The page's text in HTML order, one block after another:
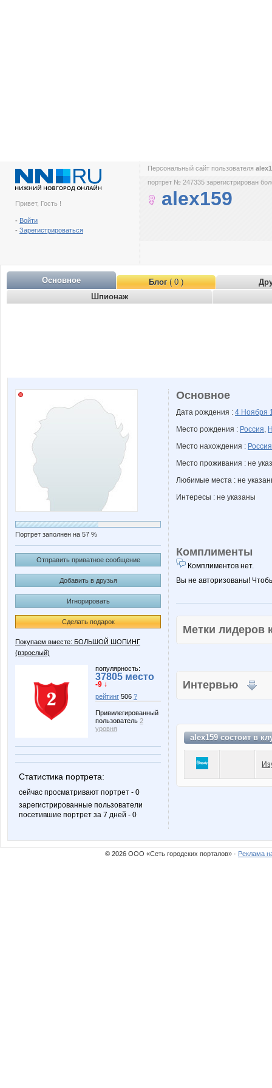
Привет, Гость !
- Войти
- Зарегистрироваться
Персональный сайт пользователя
портрет № 247335 зарегистрирован
alex159
Основное Блог( 0 )
Шпионаж
Портрет заполнен на 57 %
Отправить приватное сообщение
Добавить в друзья
Игнорировать
Сделать подарок
Покупаем вместе: БОЛЬШОЙ ШОПИНГ
(взрослый)
популярность:
37805 место
-9 ↓
рейтинг 506 ?
Привилегированный
пользователь 2
уровня
Статистика портрета:
сейчас просматривают портрет - 0
зарегистрированные пользователи
посетившие портрет за 7 дней - 0
Основное
Дата рождения : 4 Ноября
Место рождения : Россия,
Место нахождения : Россия
Место проживания : не
Любимые места : не
Интересы : не указаны
Комплименты
Комплиментов нет.
Вы не авторизованы!
Метки
Интервью
alex159 состоит в
© 2026 ООО «Сеть городских порталов» · Реклама